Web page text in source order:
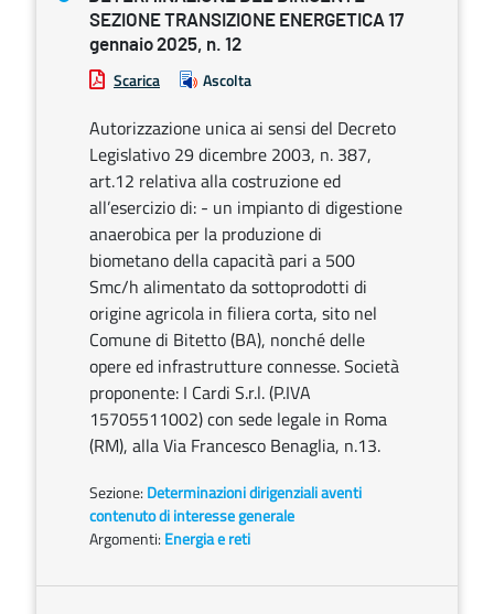
SEZIONE TRANSIZIONE ENERGETICA 17
gennaio 2025, n. 12
Scarica Ascolta
Autorizzazione unica ai sensi del Decreto
Legislativo 29 dicembre 2003, n. 387,
art.12 relativa alla costruzione ed
all’esercizio di: - un impianto di digestione
anaerobica per la produzione di
biometano della capacità pari a 500
Smc/h alimentato da sottoprodotti di
origine agricola in filiera corta, sito nel
Comune di Bitetto (BA), nonché delle
opere ed infrastrutture connesse. Società
proponente: I Cardi S.r.l. (P.IVA
15705511002) con sede legale in Roma
(RM), alla Via Francesco Benaglia, n.13.
Sezione: Determinazioni dirigenziali aventi
contenuto di interesse generale
Argomenti: Energia e reti